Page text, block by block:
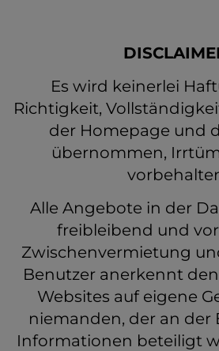
Es wird keinerlei
Richtigkeit,
der Homepage und
übernommen,
Alle Angebote in der
freibleibend und
Zwischenvermietung
Benutzer anerkennt
Websites auf eigene
niemanden, der an der
Informationen beteiligt